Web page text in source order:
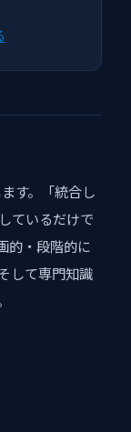
す。「統合し
ているだけで
的・段階的に
して専門知識